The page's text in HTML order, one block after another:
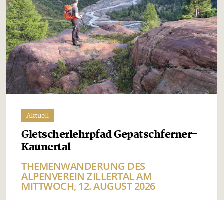
Aktuell
Gletscherlehrpfad Gepatschferner-
Kaunertal
THEMENWANDERUNG DES
ALPENVEREIN ZILLERTAL AM
MITTWOCH, 12. AUGUST 2026